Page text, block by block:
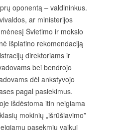
oponentą – valdininkus.
ar ministerijos
Švietimo ir mokslo
išplatino rekomendaciją
direktoriams ir
bei bendrojo
dėl ankstyvojo
pagal pasiekimus.
išdėstoma itin neigiama
mokinių „išrūšiavimo”
pasekmių vaikui